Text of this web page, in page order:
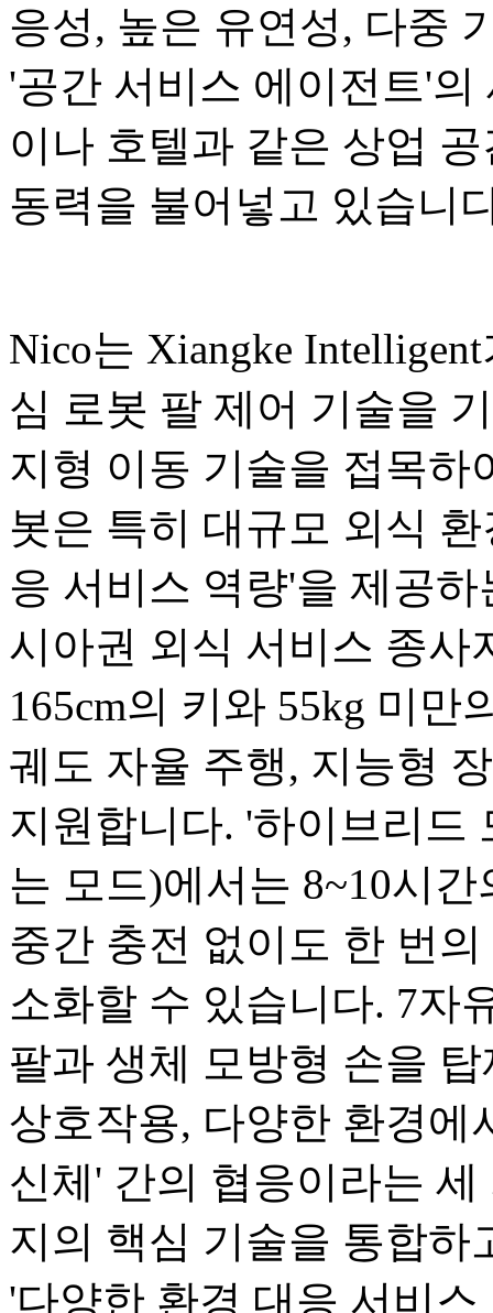
응성, 높은 유연성, 다중
'공간 서비스 에이전트'
이나 호텔과 같은 상업
동력을 불어넣고 있습니
Nico는 Xiangke
심 로봇 팔 제어 기술을
지형 이동 기술을 접목하
봇은 특히 대규모 외식
응 서비스 역량'을 제공
시아권 외식 서비스 종사
165cm의 키와 55kg 미만
궤도 자율 주행, 지능형
지원합니다. '하이브리드
는 모드)에서는 8~10시
중간 충전 없이도 한 번
소화할 수 있습니다. 7자
팔과 생체 모방형 손을
상호작용, 다양한 환경에
신체' 간의 협응이라는
지의 핵심 기술을 통합하
'다양한 환경 대응 서비